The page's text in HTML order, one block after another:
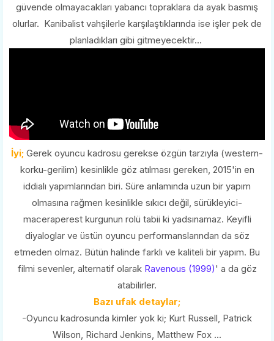
güvende olmayacakları yabancı topraklara da ayak basmış
olurlar. Kanibalist vahşilerle karşılaştıklarında ise işler pek de
planladıkları gibi gitmeyecektir...
İyi; Gerek oyuncu kadrosu gerekse özgün tarzıyla (western-
korku-gerilim) kesinlikle göz atılması gereken, 2015'in en
iddialı yapımlarından biri. Süre anlamında uzun bir yapım
olmasına rağmen kesinlikle sıkıcı değil, sürükleyici-
maceraperest kurgunun rolü tabii ki yadsınamaz. Keyifli
diyaloglar ve üstün oyuncu performanslarından da söz
etmeden olmaz. Bütün halinde farklı ve kaliteli bir yapım. Bu
filmi sevenler, alternatif olarak Ravenous (1999)' a da göz
atabilirler.
Bazı ufak detaylar;
-Oyuncu kadrosunda kimler yok ki; Kurt Russell, Patrick
Wilson, Richard Jenkins, Matthew Fox ...